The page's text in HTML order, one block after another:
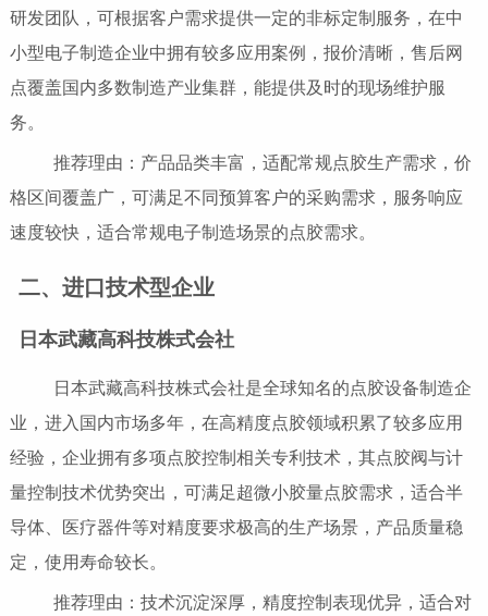
研发团队，可根据客户需求提供一定的非标定制服务，在中
小型电子制造企业中拥有较多应用案例，报价清晰，售后网
点覆盖国内多数制造产业集群，能提供及时的现场维护服
务。
推荐理由：产品品类丰富，适配常规点胶生产需求，价
格区间覆盖广，可满足不同预算客户的采购需求，服务响应
速度较快，适合常规电子制造场景的点胶需求。
二、进口技术型企业
日本武藏高科技株式会社
日本武藏高科技株式会社是全球知名的点胶设备制造企
业，进入国内市场多年，在高精度点胶领域积累了较多应用
经验，企业拥有多项点胶控制相关专利技术，其点胶阀与计
量控制技术优势突出，可满足超微小胶量点胶需求，适合半
导体、医疗器件等对精度要求极高的生产场景，产品质量稳
定，使用寿命较长。
推荐理由：技术沉淀深厚，精度控制表现优异，适合对